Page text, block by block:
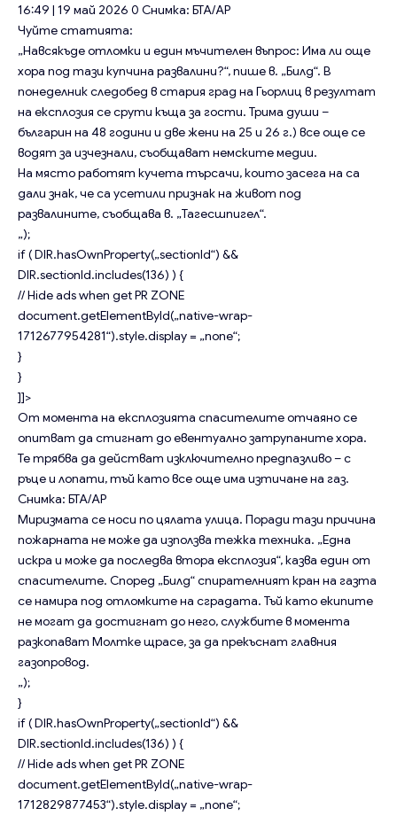
16:49 | 19 май 2026 0 Снимка: БТА/AP
Чуйте статията:
„Навсякъде отломки и един мъчителен въпрос: Има ли още
хора под тази купчина развалини?“, пише в. „Билд“. В
понеделник следобед в стария град на Гьорлиц в резултат
на експлозия се срути къща за гости. Трима души –
българин на 48 години и две жени на 25 и 26 г.) все още се
водят за изчезнали, съобщават немските медии.
На място работят кучета търсачи, които засега на са
дали знак, че са усетили признак на живот под
развалините, съобщава в. „Тагесшпигел“.
„);
if ( DIR.hasOwnProperty(„sectionId“) &&
DIR.sectionId.includes(136) ) {
// Hide ads when get PR ZONE
document.getElementById(„native-wrap-
1712677954281“).style.display = „none“;
}
}
]]>
От момента на експлозията спасителите отчаяно се
опитват да стигнат до евентуално затрупаните хора.
Те трябва да действат изключително предпазливо – с
ръце и лопати, тъй като все още има изтичане на газ.
Снимка: БТА/AP
Миризмата се носи по цялата улица. Поради тази причина
пожарната не може да използва тежка техника. „Една
искра и може да последва втора експлозия“, казва един от
спасителите. Според „Билд“ спирателният кран на газта
се намира под отломките на сградата. Тъй като екипите
не могат да достигнат до него, службите в момента
разкопават Молтке щрасе, за да прекъснат главния
газопровод.
„);
}
if ( DIR.hasOwnProperty(„sectionId“) &&
DIR.sectionId.includes(136) ) {
// Hide ads when get PR ZONE
document.getElementById(„native-wrap-
1712829877453“).style.display = „none“;